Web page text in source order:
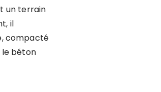
un terrain
il
compacté
le béton